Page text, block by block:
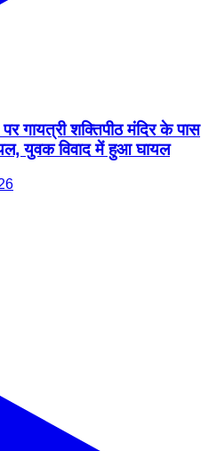
गायत्री शक्तिपीठ मंदिर के पास
युवक विवाद में हुआ घायल